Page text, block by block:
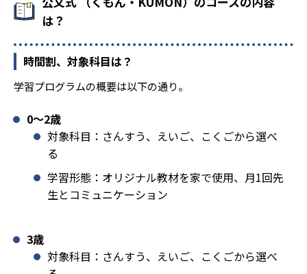
は？
時間割、対象科目は？
学習プログラムの概要は以下の通り。
0〜2歳
対象科目：さんすう、えいご、こくごから選べ
る
学習形態：オリジナル教材を家で使用、月1回先
生とコミュニケーション
3歳
対象科目：さんすう、えいご、こくごから選べ